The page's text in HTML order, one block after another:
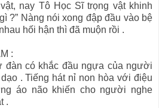
nay Tô Học Sĩ trọng vật khinh
?” Nàng nói xong đập đầu vào bệ
hối hận thì đã muộn rồi .
:
đàn có khắc đầu ngựa của người
. Tiếng hát nỉ non hòa với điệu
áo não khiến cho người nghe
.